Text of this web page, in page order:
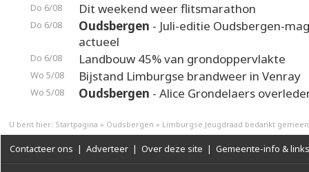
Do 6/08 Dit weekend weer flitsmarathon
Do 6/08 Oudsbergen - Juli-editie Oudsbergen-
actueel
Do 6/08 Landbouw 45% van grondoppervlakte
Wo 5/08 Bijstand Limburgse brandweer in Venray
Wo 5/08 Oudsbergen - Alice Grondelaers
U bent hier: Startpagina » Oudsbergen » Limburgse Jeugdraad bedankt
Contacteer ons | Adverteer | Over deze site | Gemeente-info & links